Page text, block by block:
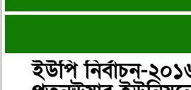
ইউপি নির্বাচন-